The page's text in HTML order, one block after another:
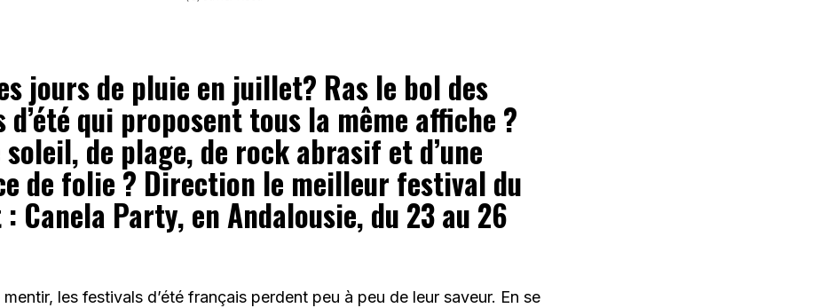
jours de pluie en juillet? Ras le bol des
qui proposent tous la même affiche ?
soleil, de plage, de rock abrasif et d’une
de folie ? Direction le meilleur festival du
Canela Party, en Andalousie, du 23 au 26
les festivals d’été français perdent peu à peu de leur saveur. En se